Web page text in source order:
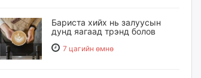
Бариста хийх нь залуусын
дунд яагаад трэнд болов
7 цагийн өмнө